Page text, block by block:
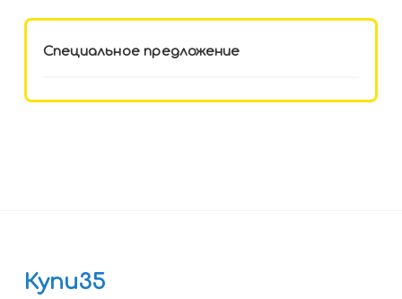
Специальное предложение
Купи35